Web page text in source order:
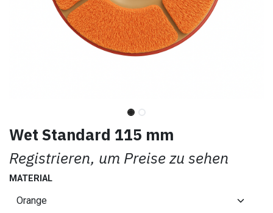
Wet Standard 115 mm
Registrieren, um Preise zu sehen
MATERIAL